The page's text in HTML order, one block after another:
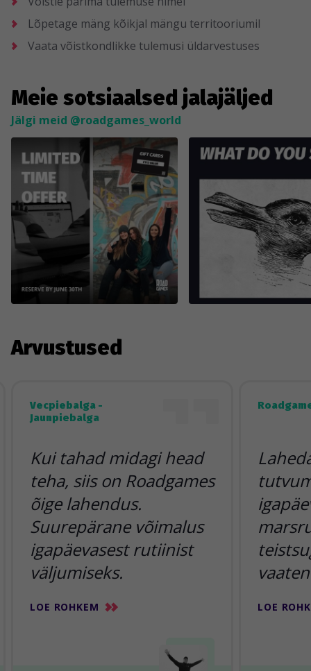
Lõpetage mäng kõikjal mängu territooriumil
Vaata võistkondlikke tulemusi üldarvestuses
Meie sotsiaalsed jalajäljed
Jälgi meid @roadgames_world
Arvustused
Vecpiebalga -
Jaunpiebalga
Kui tahad midagi head
teha, siis on Roadgames
õige lahendus.
Suurepärane võimalus
igapäevasest rutiinist
väljumiseks.
LOE ROHKEM LOE